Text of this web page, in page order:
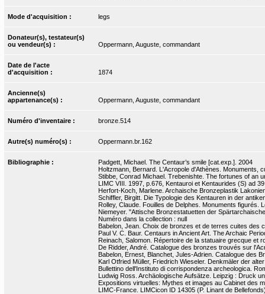
Mode d'acquisition : legs
Donateur(s), testateur(s)
ou vendeur(s) :
Oppermann, Auguste, commandant
Date de l'acte
d'acquisition :
1874
Ancienne(s)
appartenance(s) :
Oppermann, Auguste, commandant
Numéro d'inventaire : bronze.514
Autre(s) numéro(s) : Oppermann.br.162
Bibliographie :
Padgett, Michael. The Centaur’s smile [cat.exp.]. 2004
Holtzmann, Bernard. L'Acropole d'Athènes. Monuments,
Stibbe, Conrad Michael. Trebenishte. The fortunes of an
LIMC VIII. 1997, p.676, Kentauroi et Kentaurides (S) ad
Herfort-Koch, Marlene. Archaische Bronzeplastik
Schiffler, Birgitt. Die Typologie des Kentauren in der
Rolley, Claude. Fouilles de Delphes. Monuments
Niemeyer. "Attische Bronzestatuetten der
Numéro dans la collection : null
Babelon, Jean. Choix de bronzes et de terres cuites des
Paul V. C. Baur. Centaurs in Ancient Art. The Archaic
Reinach, Salomon. Répertoire de la statuaire grecque et
De Ridder, André. Catalogue des bronzes trouvés sur
Babelon, Ernest, Blanchet, Jules-Adrien. Catalogue des
Karl Otfried Müller, Friedrich Wieseler. Denkmäler der
Bullettino dell'Instituto di corrispondenza archeologica.
Ludwig Ross. Archäologische Aufsätze. Leipzig : Druck
Expositions virtuelles: Mythes et images au Cabinet des
LIMC-France. LIMCicon ID 14305 (P. Linant de